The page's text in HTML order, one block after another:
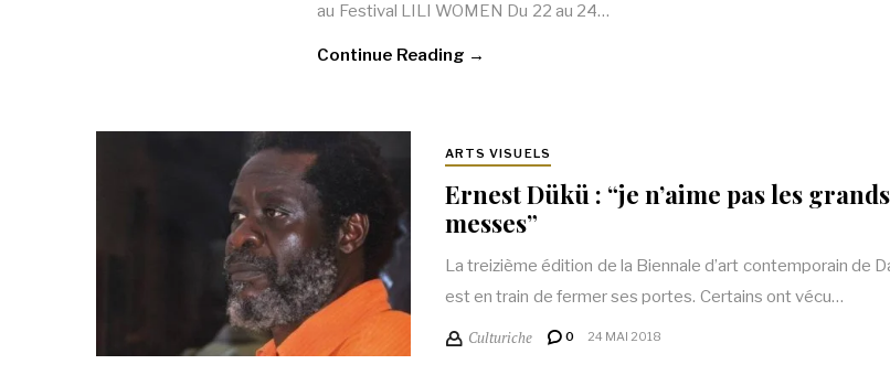
au Festival LILI WOMEN Du 22 au 24…
Continue Reading →
ARTS VISUELS
Ernest Dükü : “je n’aime pas les
messes”
La treizième édition de la Biennale d’art contemporain de
est en train de fermer ses portes. Certains ont vécu…
Culturiche 0 24 MAI 2018